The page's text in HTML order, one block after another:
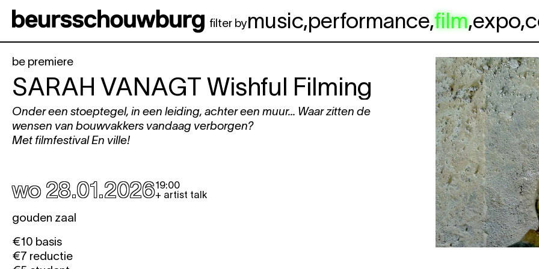
filter bymusic,performance,film,expo,
be premiere
SARAH VANAGT Wishful Filming
Onder een stoeptegel, in een leiding, achter een muur... Waar zitten de
wensen van bouwvakkers vandaag verborgen?
Met filmfestival En ville!
wo 28.01.202619:00
+ artist talk
gouden zaal
€10 basis
€7 reductie